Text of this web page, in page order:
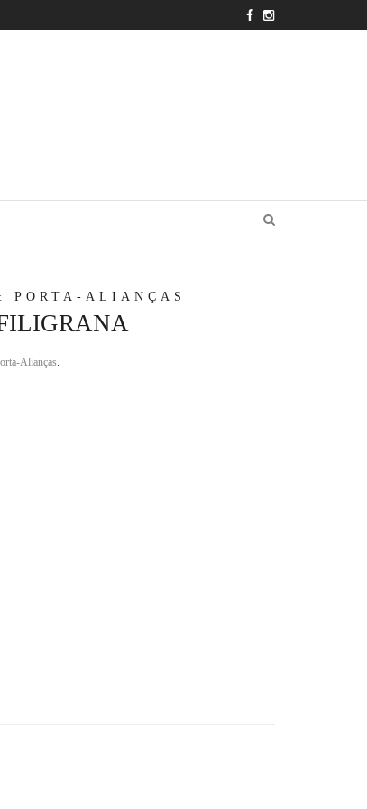
PORTA-ALIANÇAS
Alianças